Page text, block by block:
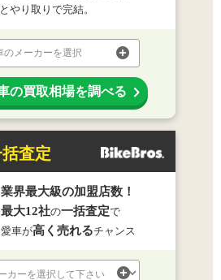
やり取りで完結。
のメーカーを選択
の買取相場を調べる
査定
業界最大級の加盟店数！
最大12社の一括査定で
愛車が高く売れるチャンス